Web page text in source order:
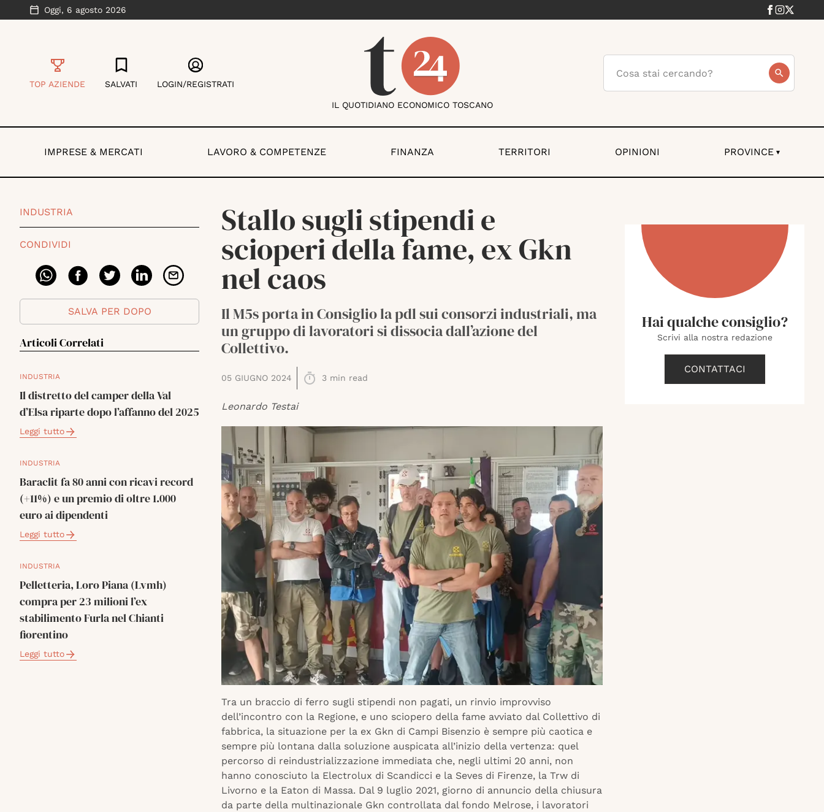
Oggi, 6 agosto 2026
TOP AZIENDE SALVATI LOGIN/REGISTRATI
IL QUOTIDIANO ECONOMICO TOSCANO
IMPRESE & MERCATI LAVORO & COMPETENZE FINANZA TERRITORI OPINIONI PROVINCE ▾
INDUSTRIA
CONDIVIDI
SALVA PER DOPO
Articoli Correlati
INDUSTRIA
Il distretto del camper della Val
d’Elsa riparte dopo l’affanno del 2025
Leggi tutto
INDUSTRIA
Baraclit fa 80 anni con ricavi record
(+11%) e un premio di oltre 1.000
euro ai dipendenti
Leggi tutto
INDUSTRIA
Pelletteria, Loro Piana (Lvmh)
compra per 23 milioni l’ex
stabilimento Furla nel Chianti
fiorentino
Leggi tutto
Stallo sugli stipendi e
scioperi della fame, ex Gkn
nel caos
Il M5s porta in Consiglio la pdl sui consorzi industriali, ma
un gruppo di lavoratori si dissocia dall’azione del
Collettivo.
05 GIUGNO 2024 3 min read
Leonardo Testai
Tra un braccio di ferro sugli stipendi non pagati, un rinvio improvviso
dell’incontro con la Regione, e uno sciopero della fame avviato dal Collettivo di
fabbrica, la situazione per la ex Gkn di Campi Bisenzio è sempre più caotica e
sempre più lontana dalla soluzione auspicata all’inizio della vertenza: quel
percorso di reindustrializzazione immediata che, negli ultimi 20 anni, non
hanno conosciuto la Electrolux di Scandicci e la Seves di Firenze, la Trw di
Livorno e la Eaton di Massa. Dal 9 luglio 2021, giorno di annuncio della chiusura
da parte della multinazionale Gkn controllata dal fondo Melrose, i lavoratori
Hai qualche consiglio?
Scrivi alla nostra redazione
CONTATTACI